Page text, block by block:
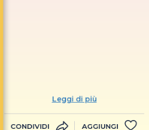
Leggi di più
CONDIVIDI AGGIUNGI